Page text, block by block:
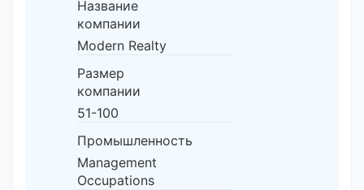
Название
компании
Modern Realty
Размер
компании
51-100
Промышленность
Management
Occupations